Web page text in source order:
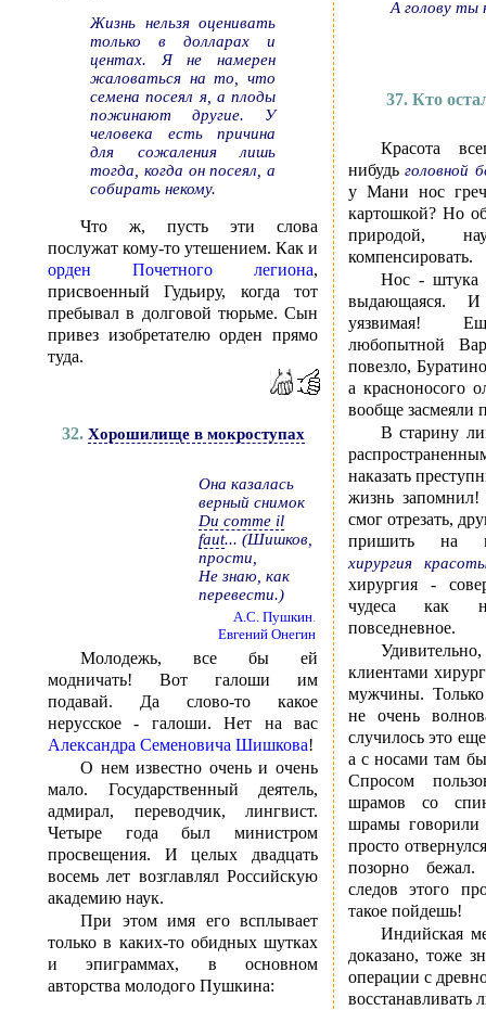
Жизнь нельзя оценивать
только в долларах и
центах. Я не намерен
жаловаться на то, что
семена посеял я, а плоды
пожинают другие. У
человека есть причина
для сожаления лишь
тогда, когда он посеял, а
собирать некому.
Что ж, пусть эти слова
послужат кому-то утешением. Как и
орден Почетного легиона,
присвоенный Гудьиру, когда тот
пребывал в долговой тюрьме. Сын
привез изобретателю орден прямо
туда.
32. Хорошилище в мокроступах
Она казалась
верный снимок
Du comme il
faut... (Шишков,
прости,
Не знаю, как
перевести.)
A.C. Пушкин.
Евгений Онегин
Молодежь, все бы ей
модничать! Вот галоши им
подавай. Да слово-то какое
нерусское - галоши. Нет на вас
Александра Семеновича Шишкова!
О нем известно очень и очень
мало. Государственный деятель,
адмирал, переводчик, лингвист.
Четыре года был министром
просвещения. И целых двадцать
восемь лет возглавлял Российскую
академию наук.
При этом имя его всплывает
только в каких-то обидных шутках
и эпиграммах, в основном
авторства молодого Пушкина:
А голову ты
37. Кто
Красота
нибудь головной
у Мани нос
картошкой? Но
природой,
компенсировать.
Нос - штука
выдающаяся.
уязвимая!
любопытной
повезло,
а красноносого
вообще засмеяли
В старину
наказать
жизнь
смог отрезать,
пришить на
хирургия
хирургия -
чудеса как
повседневное.
клиентами
мужчины.
не очень
случилось это
а с носами там
Спросом
шрамов со
шрамы
просто
позорно
следов этого
такое пойдешь!
Индийская
доказано, тоже
операции с
восстанавливать